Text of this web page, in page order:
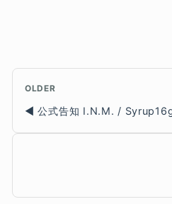
OLDER
公式告知 I.N.M. /